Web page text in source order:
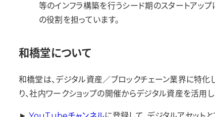
等のインフラ構築を行うシード期のスタートアッ
の役割を担っています。
和橋堂について
和橋堂は、デジタル資産／ブロックチェーン業界に特
り、社内ワークショップの開催からデジタル資産を活